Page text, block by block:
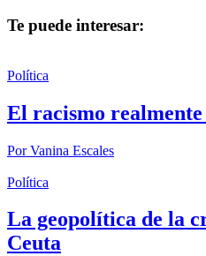
Te puede interesar:
Política
El racismo realmente
PorVanina Escales
Política
La geopolítica de la
Ceuta